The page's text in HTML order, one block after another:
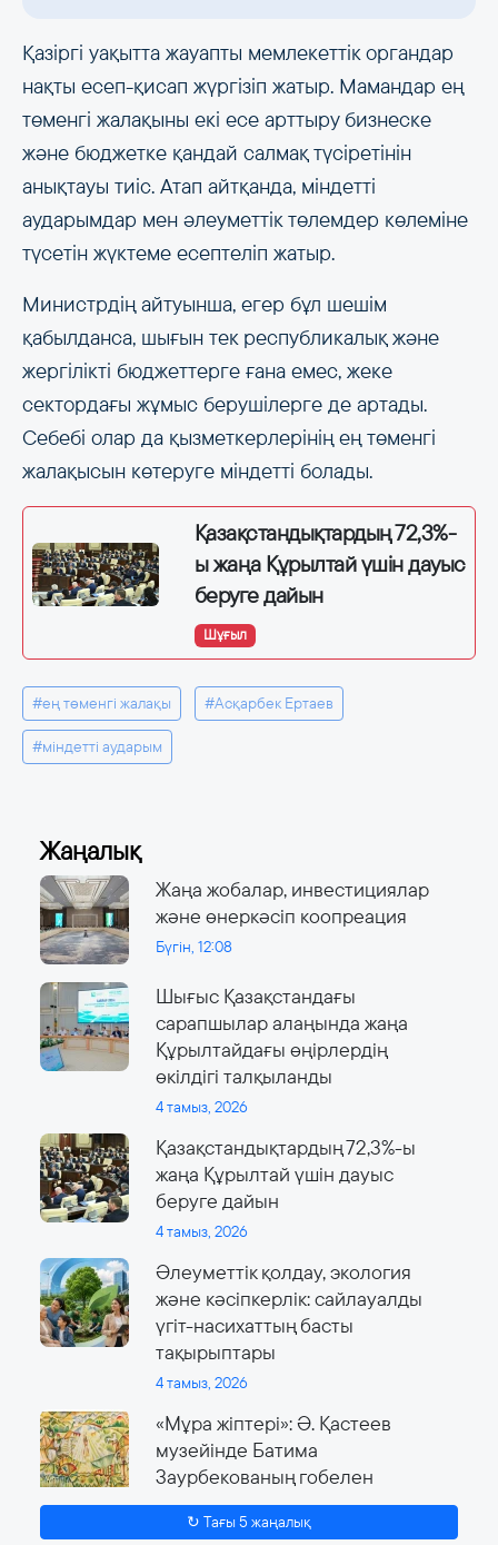
Қазіргі уақытта жауапты мемлекеттік органдар
нақты есеп-қисап жүргізіп жатыр. Мамандар ең
төменгі жалақыны екі есе арттыру бизнеске
және бюджетке қандай салмақ түсіретінін
анықтауы тиіс. Атап айтқанда, міндетті
аударымдар мен әлеуметтік төлемдер көлеміне
түсетін жүктеме есептеліп жатыр.
Министрдің айтуынша, егер бұл шешім
қабылданса, шығын тек республикалық және
жергілікті бюджеттерге ғана емес, жеке
сектордағы жұмыс берушілерге де артады.
Себебі олар да қызметкерлерінің ең төменгі
жалақысын көтеруге міндетті болады.
Қазақстандықтардың 72,3%-
ы жаңа Құрылтай үшін дауыс
беруге дайын
Шұғыл
#ең төменгі жалақы #Асқарбек Ертаев
#міндетті аударым
Жаңалық
Жаңа жобалар, инвестициялар
және өнеркәсіп коопреация
Бүгін, 12:08
Шығыс Қазақстандағы
сарапшылар алаңында жаңа
Құрылтайдағы өңірлердің
өкілдігі талқыланды
4 тамыз, 2026
Қазақстандықтардың 72,3%-ы
жаңа Құрылтай үшін дауыс
беруге дайын
4 тамыз, 2026
Әлеуметтік қолдау, экология
және кәсіпкерлік: сайлауалды
үгіт-насихаттың басты
тақырыптары
4 тамыз, 2026
«Мұра жіптері»: Ә. Қастеев
музейінде Батима
Заурбекованың гобелен
өнеріне арналған ауқымды
көрме өтеді
↻ Тағы 5 жаңалық